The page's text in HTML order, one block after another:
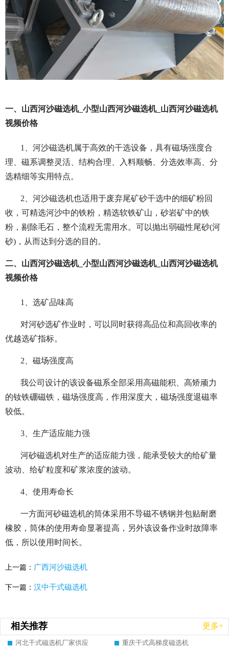
一、山西河沙磁选机_小型山西河沙磁选机_山西河沙磁选机
视频价格
1、河沙磁选机属于高效的干选设备，具有磁场强度合
理、磁系调整灵活、结构合理、入料顺畅、分选效率高、分
选精细等实用特点。
2、河沙磁选机也适用于废弃尾矿砂干选中的细矿粉回
收，可精选河沙中的铁粉，精选软铁矿山，砂岩矿中的铁
粉，剔除毛石，整个流程无需用水。可以抛出弱磁性尾砂(河
砂)，从而达到分选的目的。
二、山西河沙磁选机_小型山西河沙磁选机_山西河沙磁选机
视频价格
1、选矿品味高
对河砂选矿作业时，可以同时获得高品位和高回收率的
优越选矿指标。
2、磁场强度高
我公司设计的该设备磁系全部采用高磁能积、高矫顽力
的钕铁硼磁铁，磁场强度高，作用深度大，磁场强度退磁率
较低。
3、生产适应能力强
河砂磁选机对生产的适应能力强，能承受较大的给矿量
波动、给矿粒度和矿浆浓度的波动。
4、使用寿命长
一方面河砂磁选机的筒体采用不导磁不锈钢并包贴耐磨
橡胶，筒体的使用寿命显著提高，另外该设备作业时故障率
低，所以使用时间长。
上一篇： 广西河沙磁选机
下一篇： 汉中干式磁选机
相关推荐 更多+
河北干式磁选机厂家供应
重庆干式高梯度磁选机